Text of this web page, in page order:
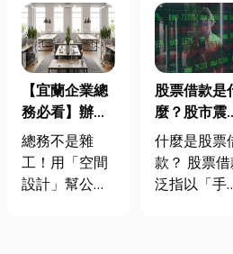
【宜蘭企業總
務必看】辦公
室如何打造高
效能職場？從
辦公桌椅、系
總務不是雜
工！用「空間
設計」幫公司
股票借款是
麼？股市震
股票借款、
票質借、當
借款完整比較
什麼是股票
款？ 股票借款
泛指以「手